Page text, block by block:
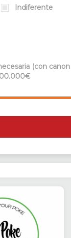
Indiferente
(con